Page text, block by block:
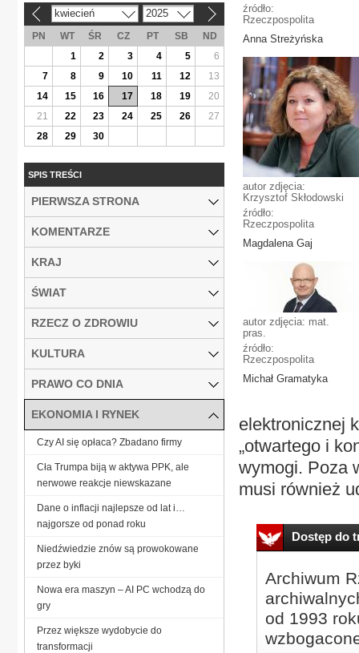
źródło:
Rzeczpospolita
Anna Streżyńska
autor zdjęcia:
Krzysztof Skłodowski
źródło:
Rzeczpospolita
Magdalena Gaj
autor zdjęcia: mat.
pras.
źródło:
Rzeczpospolita
Michał Gramatyka
elektronicznej
„otwartego i
wymogi. Poza
musi również
Dostęp do
Archiwum
od 1993
kwiecień 2025
PN WT ŚR CZ PT SB
ND
1
2 3 4 5
6
7
8 9 10 11 12
13
14
15 16 17 18 19
20
21
22 23 24 25 26
27
28
29 30
SPIS TREŚCI
PIERWSZA STRONA
KOMENTARZE
KRAJ
ŚWIAT
RZECZ O ZDROWIU
KULTURA
PRAWO CO DNIA
EKONOMIA I RYNEK
Czy AI się opłaca? Zbadano firmy
Cła Trumpa biją w aktywa PPK, ale
nerwowe reakcje niewskazane
Dane o inflacji najlepsze od lat i…
najgorsze od ponad roku
Niedźwiedzie znów są prowokowane
przez byki
Nowa era maszyn – AI PC wchodzą do
gry
Przez większe wydobycie do
transformacji